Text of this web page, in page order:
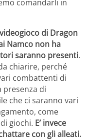
comandarli in
di Dragon
Namco non ha
saranno presenti.
chiarire, perché
combattenti di
presenza di
che ci saranno vari
come
giochi. E’ invece
con gli alleati.